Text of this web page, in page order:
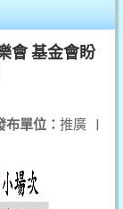
會 基金會盼
布單位： 推廣 |